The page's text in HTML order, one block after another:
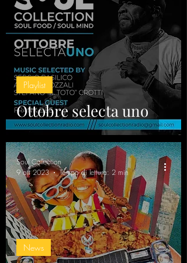
Ottobre selecta uno
Playlist
News
Soul Collection
9 ott 2023
Tempo di lettura: 2 min